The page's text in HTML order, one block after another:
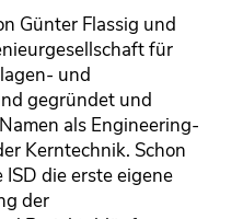
Günter Flassig und
für
und
gegründet und
als Engineering-
Kerntechnik. Schon
die erste eigene
der